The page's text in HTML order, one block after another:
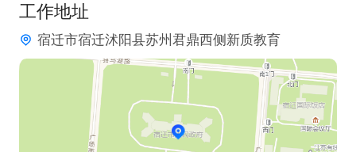
8.与家长沟通，了解需求并及时处理，提高满意度，
协助做好班级维护。
9. 具备良好团队合作精神，参加培训，按学校安排策
划、组织与执行教学相关活动。
10.能兼任其他科目的优先。
工作时间：周一周五 14：00 - 22:00、周六周日 8:0
工作地址
宿迁市宿迁沭阳县苏州君鼎西侧新质教育